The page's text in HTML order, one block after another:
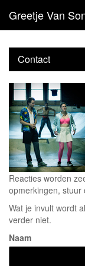
Greetje Van
Contact
Reacties worden
opmerkingen, stuur
Wat je invult wordt
verder niet.
Naam